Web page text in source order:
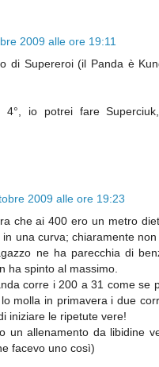
2009 alle ore 19:11
di Supereroi (il Panda è
io potrei fare
2009 alle ore 19:23
che ai 400 ero un metro
in una curva; chiaramente
ne ha parecchia di
ha spinto al massimo.
corre i 200 a 31 come se
molla in primavera i due
iniziare le ripetute vere!
un allenamento da libidine
facevo uno così)